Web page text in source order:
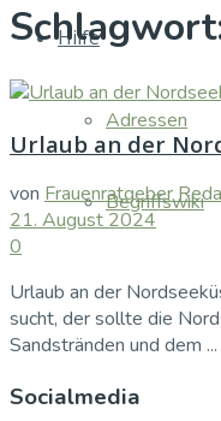
Hilfe
Adressen
Begriffswiki
Urlaub an der
von Frauenratgeber
21. August 2024
0
Urlaub an der
sucht, der sollte die
Sandstränden und dem ...
Socialmedia